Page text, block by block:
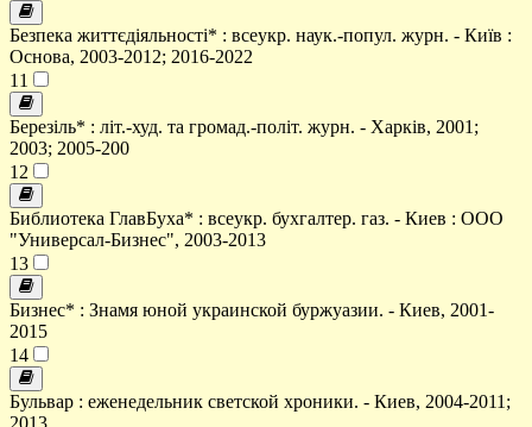
Безпека життєдіяльності* : всеукр. наук.-попул. журн. - Київ :
Основа, 2003-2012; 2016-2022
11
Березіль* : літ.-худ. та громад.-політ. журн. - Харків, 2001;
2003; 2005-200
12
Библиотека ГлавБуха* : всеукр. бухгалтер. газ. - Киев : ООО
"Универсал-Бизнес", 2003-2013
13
Бизнес* : Знамя юной украинской буржуазии. - Киев, 2001-
2015
14
Бульвар : еженедельник светской хроники. - Киев, 2004-2011;
2013